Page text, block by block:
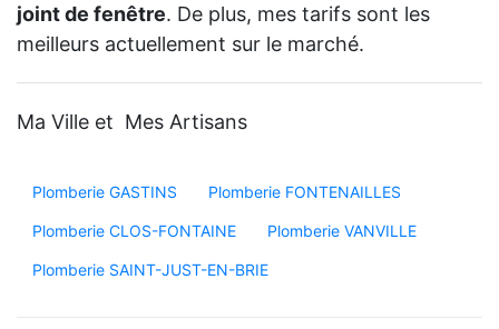
joint de fenêtre. De plus, mes tarifs sont les
meilleurs actuellement sur le marché.
Ma Ville et Mes Artisans
Plomberie GASTINS Plomberie FONTENAILLES
Plomberie CLOS-FONTAINE Plomberie VANVILLE
Plomberie SAINT-JUST-EN-BRIE